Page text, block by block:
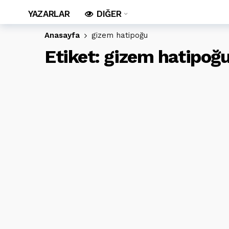
YAZARLAR DIĞER
Anasayfa gizem hatipoğu
Etiket: gizem